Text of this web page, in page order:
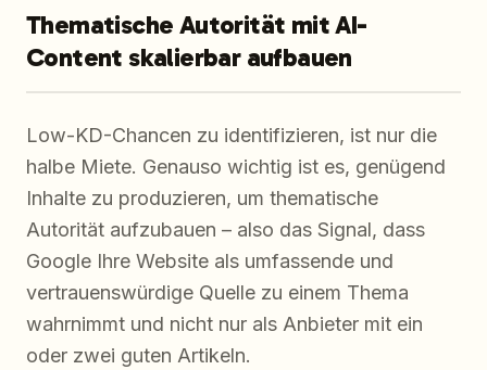
Thematische Autorität mit AI-
Content skalierbar aufbauen
Low-KD-Chancen zu identifizieren, ist nur die
halbe Miete. Genauso wichtig ist es, genügend
Inhalte zu produzieren, um thematische
Autorität aufzubauen – also das Signal, dass
Google Ihre Website als umfassende und
vertrauenswürdige Quelle zu einem Thema
wahrnimmt und nicht nur als Anbieter mit ein
oder zwei guten Artikeln.